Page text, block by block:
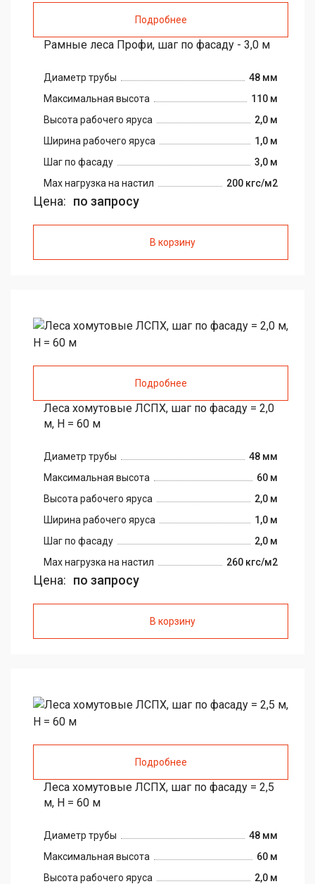
Подробнее
Рамные леса Профи, шаг по фасаду - 3,0 м
Диаметр трубы
48 мм
Максимальная высота
110 м
Высота рабочего яруса
2,0 м
Ширина рабочего яруса
1,0 м
Шаг по фасаду
3,0 м
Max нагрузка на настил
200 кгс/м2
Цена: по запросу
В корзину
Подробнее
Леса хомутовые ЛСПХ, шаг по фасаду = 2,0
м, H = 60 м
Диаметр трубы
48 мм
Максимальная высота
60 м
Высота рабочего яруса
2,0 м
Ширина рабочего яруса
1,0 м
Шаг по фасаду
2,0 м
Max нагрузка на настил
260 кгс/м2
Цена: по запросу
В корзину
Подробнее
Леса хомутовые ЛСПХ, шаг по фасаду = 2,5
м, H = 60 м
Диаметр трубы
48 мм
Максимальная высота
60 м
Высота рабочего яруса
2,0 м